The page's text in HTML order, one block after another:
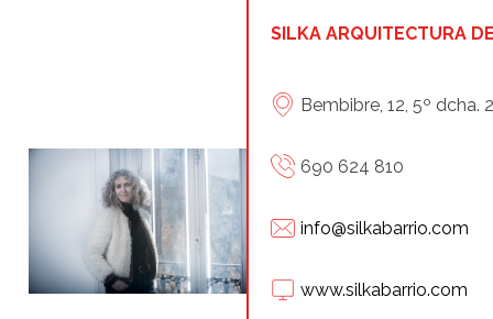
SILKA ARQUITECTURA
Bembibre, 12, 5º dcha.
690 624 810
info@silkabarrio.com
www.silkabarrio.com